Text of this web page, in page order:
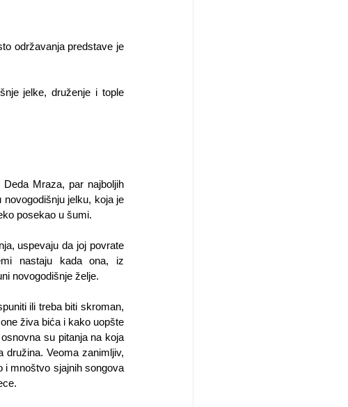
jelke, druženje i tople
Mraza, par najboljih
jelku, koja je
posekao u šumi.
uspevaju da joj povrate
nastaju kada ona, iz
novogodišnje želje.
ili treba biti skroman,
živa bića i kako uopšte
su pitanja na koja
družina. Veoma zanimljiv,
i mnoštvo sjajnih songova